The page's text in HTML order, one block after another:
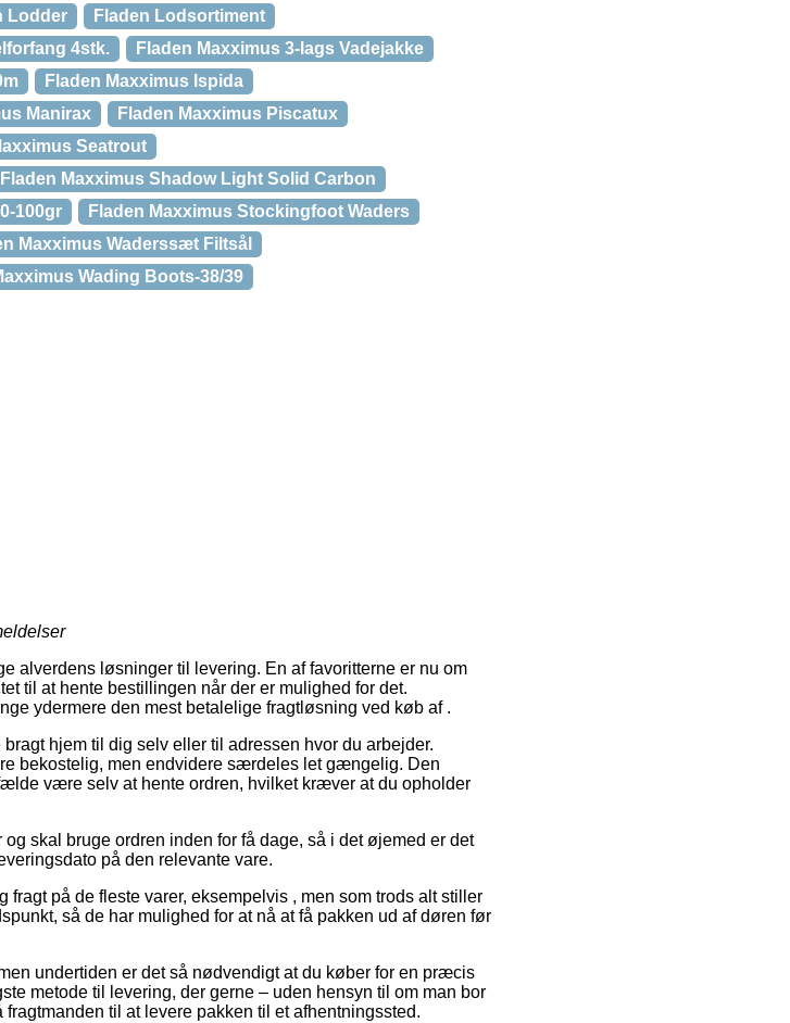
Lodder
Fladen Lodsortiment
4stk.
Fladen Maxximus 3-lags Vadejakke
Fladen Maxximus Ispida
Manirax
Fladen Maxximus Piscatux
Seatrout
Fladen Maxximus Shadow Light Solid Carbon
100gr
Fladen Maxximus Stockingfoot Waders
Maxximus Waderssæt Filtsål
Wading Boots-38/39
alverdens løsninger til levering. En af favoritterne er nu om
til at hente bestillingen når der er mulighed for det.
ydermere den mest betalelige fragtløsning ved køb af .
hjem til dig selv eller til adressen hvor du arbejder.
bekostelig, men endvidere særdeles let gængelig. Den
være selv at hente ordren, hvilket kræver at du opholder
skal bruge ordren inden for få dage, så i det øjemed er det
på den relevante vare.
på de fleste varer, eksempelvis , men som trods alt stiller
så de har mulighed for at nå at få pakken ud af døren før
undertiden er det så nødvendigt at du køber for en præcis
metode til levering, der gerne – uden hensyn til om man bor
til at levere pakken til et afhentningssted.